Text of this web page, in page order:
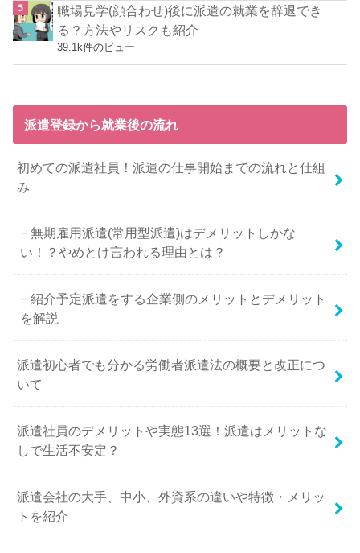
職場見学(顔合わせ)後に派遣の就業を辞退でき
る？方法やリスクも紹介
39.1k件のビュー
派遣登録から就業後の流れ
初めての派遣社員！派遣の仕事開始までの流れと仕組
み
無期雇用派遣(常用型派遣)はデメリットしかな
い！？やめとけ言われる理由とは？
紹介予定派遣をする企業側のメリットとデメリット
を解説
派遣初心者でも分かる労働者派遣法の概要と改正につ
いて
派遣社員のデメリットや実態13選！派遣はメリットな
しで生活不安定？
派遣会社の大手、中小、外資系の違いや特徴・メリッ
トを紹介